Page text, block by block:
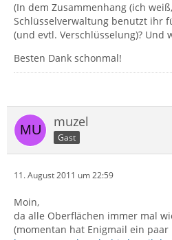
(In dem Zusammenhang (ich
Schlüsselverwaltung benutzt ihr
(und evtl. Verschlüsselung)? Und
Besten Dank schonmal!
muzel
Gast
11. August 2011 um 22:59
Moin,
da alle Oberflächen immer mal
(momentan hat Enigmail ein paar